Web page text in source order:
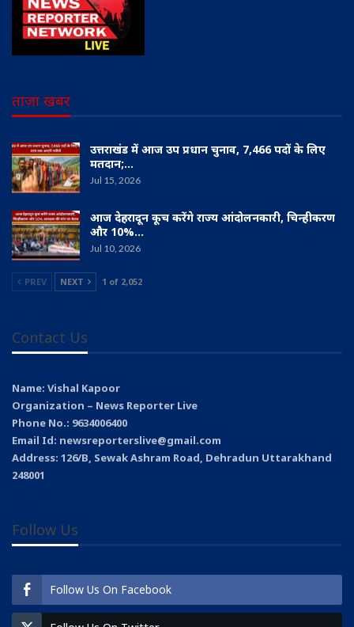
ताज़ा खबर
उत्तराखंड में आज उप प्रधान चुनाव, 7,466 पदों के लिए
मतदान;…
Jul 15, 2026
आज देहरादून कूच करेंगे राज्य आंदोलनकारी, चिन्हीकरण
और 10%…
Jul 10, 2026
PREV NEXT 1 of 2,052
Contact Us
Name: Vishal Kapoor
Organization – News Reporter Live
Phone No.: 9634006400
Email Id: newsreporterslive@gmail.com
Address: 126/B, Sewak Ashram Road, Dehradun Uttarakhand
248001
Follow Us
Follow Us On Facebook